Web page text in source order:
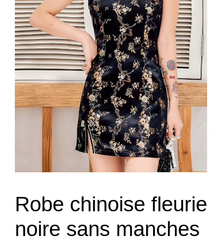
Robe chinoise fleurie
noire sans manches